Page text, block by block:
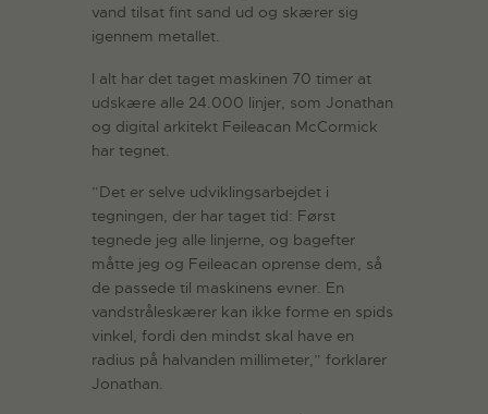
vand tilsat fint sand ud og skærer sig
igennem metallet.
I alt har det taget maskinen 70 timer at
udskære alle 24.000 linjer, som Jonathan
og digital arkitekt Feileacan McCormick
har tegnet.
”Det er selve udviklingsarbejdet i
tegningen, der har taget tid: Først
tegnede jeg alle linjerne, og bagefter
måtte jeg og Feileacan oprense dem, så
de passede til maskinens evner. En
vandstråleskærer kan ikke forme en spids
vinkel, fordi den mindst skal have en
radius på halvanden millimeter,” forklarer
Jonathan.